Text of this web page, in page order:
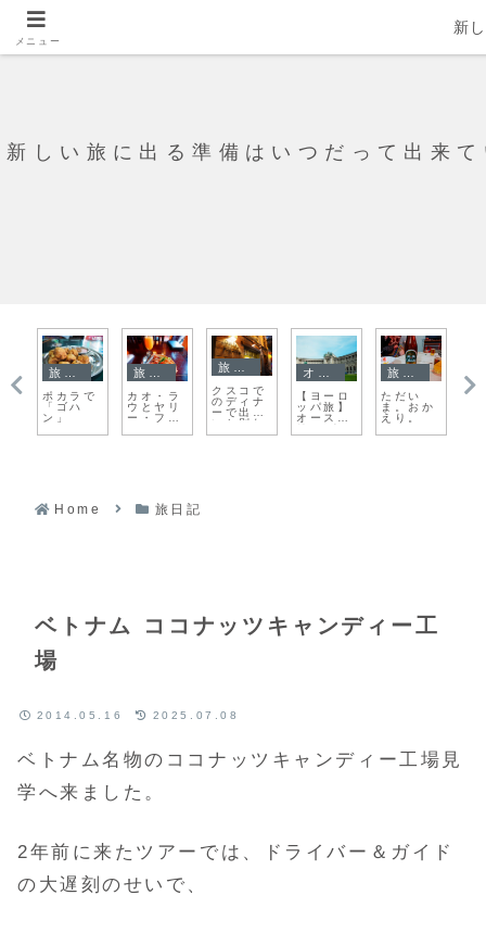
新しい旅に出る準備はいつだって出来
ただい
ま。おか
えり。
マカオに
着いた！
急に雰囲
った！
うそつき
の旅人に
なった日
この旅最
後の長距
離バス移
Aライン
作戦でラ
パス市内
留学疲れ
に悩む友
Home 旅日記
ベトナム ココナッツキャンディー工
場
2014.05.16 2025.07.08
ベトナム名物のココナッツキャンディー工場見
学へ来ました。
2年前に来たツアーでは、ドライバー＆ガイド
の大遅刻のせいで、
メニュー
新